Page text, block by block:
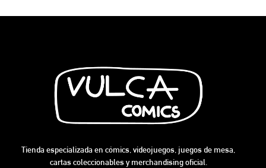
Tienda especializada en cómics, videojuegos, juegos de mesa,
cartas coleccionables y merchandising oficial.